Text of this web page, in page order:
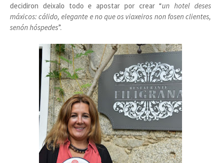
decidiron deixalo todo e apostar por crear “un hotel deses
máxicos: cálido, elegante e no que os viaxeiros non fosen clientes,
senón hóspedes”.